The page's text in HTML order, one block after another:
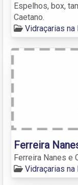
Espelhos, box,
Caetano.
Vidraçarias na
Ferreira
Ferreira Nanes e
Vidraçarias na